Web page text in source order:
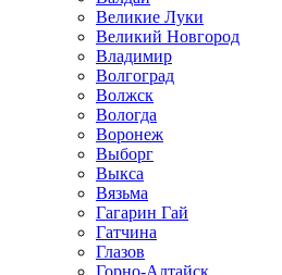
Великие Луки
Великий Новгород
Владимир
Волгоград
Волжск
Вологда
Воронеж
Выборг
Выкса
Вязьма
Гагарин Гай
Гатчина
Глазов
Горно-Алтайск